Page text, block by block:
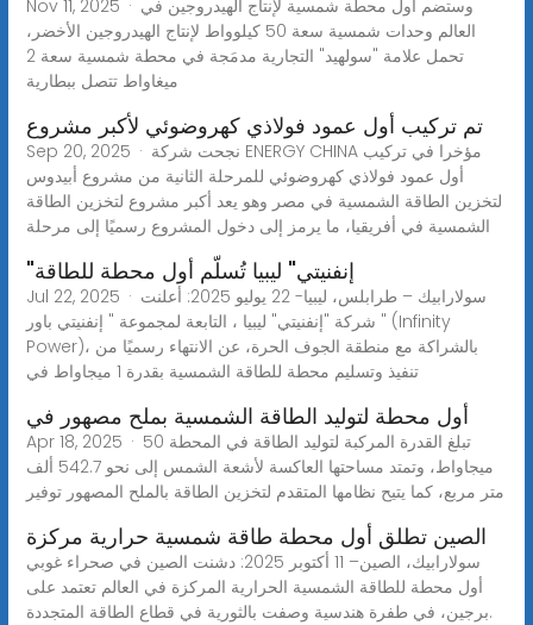
Nov 11, 2025 · وستضم أول محطة شمسية لإنتاج الهيدروجين في
العالم وحدات شمسية سعة 50 كيلوواط لإنتاج الهيدروجين الأخضر،
تحمل علامة "سولهيد" التجارية مدمَجة في محطة شمسية سعة 2
ميغاواط تتصل ببطارية
تم تركيب أول عمود فولاذي كهروضوئي لأكبر مشروع
Sep 20, 2025 · نجحت شركة ENERGY CHINA مؤخرا في تركيب
أول عمود فولاذي كهروضوئي للمرحلة الثانية من مشروع أبيدوس
لتخزين الطاقة الشمسية في مصر وهو يعد أكبر مشروع لتخزين الطاقة
الشمسية في أفريقيا، ما يرمز إلى دخول المشروع رسميًا إلى مرحلة
"إنفنيتي" ليبيا تُسلّم أول محطة للطاقة
Jul 22, 2025 · سولارابيك – طرابلس، ليبيا- 22 يوليو 2025: أعلنت
شركة "إنفنيتي" ليبيا ، التابعة لمجموعة " إنفنيتي باور " (Infinity
Power)، بالشراكة مع منطقة الجوف الحرة، عن الانتهاء رسميًا من
تنفيذ وتسليم محطة للطاقة الشمسية بقدرة 1 ميجاواط في
أول محطة لتوليد الطاقة الشمسية بملح مصهور في
Apr 18, 2025 · تبلغ القدرة المركبة لتوليد الطاقة في المحطة 50
ميجاواط، وتمتد مساحتها العاكسة لأشعة الشمس إلى نحو 542.7 ألف
متر مربع، كما يتيح نظامها المتقدم لتخزين الطاقة بالملح المصهور توفير
الصين تطلق أول محطة طاقة شمسية حرارية مركزة
سولارابيك، الصين– 11 أكتوبر 2025: دشنت الصين في صحراء غوبي
أول محطة للطاقة الشمسية الحرارية المركزة في العالم تعتمد على
برجين، في طفرة هندسية وصفت بالثورية في قطاع الطاقة المتجددة.